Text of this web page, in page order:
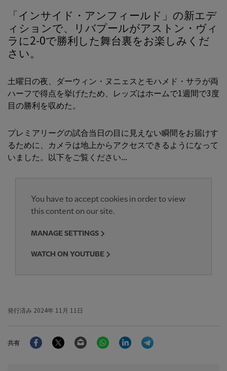
「インサイド・アンフィールド」の新エデ
ィションで、リバプールがアストン・ヴィ
ラに2-0で勝利した舞台裏をお楽しみくだ
さい。
土曜日の夜、ダーウィン・ヌニェスとモハメド・サラが両
ハーフで得点を挙げたため、レッズはホームで1週間で3度
目の勝利を収めた。
プレミアリーグの試合当日の目に見えない瞬間をお届けす
るために、カメラは地上からアクセスできるようになって
いました。以下をご覧ください...
You have to accept cookies in order to view
this content on our site.
MANAGE SETTINGS
WATCH ON YOUTUBE
発行済み 2024年 11月 11日
共有
FacebookTwitter Email WhatsAppLinkedIn